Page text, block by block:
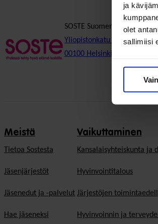
ja
olet
sallimiisi
SOSTE Suomen sosiaali ja
Yliopistonkatu 5
00100 Helsinki
Meistä
Tietoa Sostesta
Jäsenjärjestöt
Jäsenedut ja -palvelut
Hae jäseneksi
Vaikuttaminen
Kansalaisyhteiskunta ja
Hyvinvointitalous
Järjestöjen
Hyvinvoinnin ja